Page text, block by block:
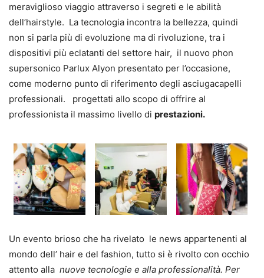
meraviglioso viaggio attraverso i segreti e le abilità
dell’hairstyle. La tecnologia incontra la bellezza, quindi
non si parla più di evoluzione ma di rivoluzione, tra i
dispositivi più eclatanti del settore hair, il nuovo phon
supersonico Parlux Alyon presentato per l’occasione,
come moderno punto di riferimento degli asciugacapelli
professionali. progettati allo scopo di offrire al
professionista il massimo livello di prestazioni.
Un evento brioso che ha rivelato le news appartenenti al
mondo dell’ hair e del fashion, tutto si è rivolto con occhio
attento alla nuove tecnologie e alla professionalità. Per